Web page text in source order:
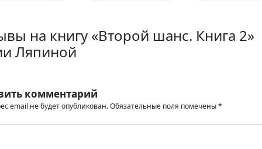
на книгу «Второй шанс. Книга 2»
Ляпиной
комментарий
email не будет опубликован.Обязательные поля помечены*